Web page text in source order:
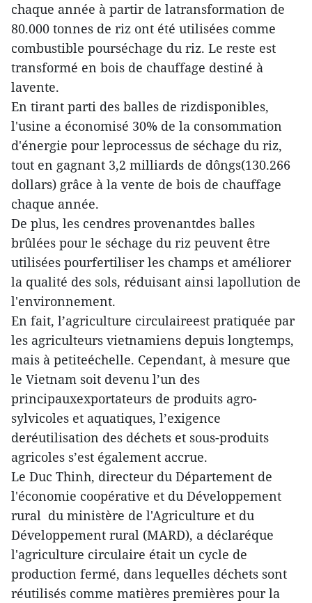
chaque année à partir de latransformation de
80.000 tonnes de riz ont été utilisées comme
combustible pourséchage du riz. Le reste est
transformé en bois de chauffage destiné à
lavente.
En tirant parti des balles de rizdisponibles,
l'usine a économisé 30% de la consommation
d'énergie pour leprocessus de séchage du riz,
tout en gagnant 3,2 milliards de dôngs(130.266
dollars) grâce à la vente de bois de chauffage
chaque année.
De plus, les cendres provenantdes balles
brûlées pour le séchage du riz peuvent être
utilisées pourfertiliser les champs et améliorer
la qualité des sols, réduisant ainsi lapollution de
l'environnement.
En fait, l’agriculture circulaireest pratiquée par
les agriculteurs vietnamiens depuis longtemps,
mais à petiteéchelle. Cependant, à mesure que
le Vietnam soit devenu l’un des
principauxexportateurs de produits agro-
sylvicoles et aquatiques, l’exigence
deréutilisation des déchets et sous-produits
agricoles s’est également accrue.
Le Duc Thinh, directeur du Département de
l'économie coopérative et du Développement
rural du ministère de l'Agriculture et du
Développement rural (MARD), a déclaréque
l'agriculture circulaire était un cycle de
production fermé, dans lequelles déchets sont
réutilisés comme matières premières pour la